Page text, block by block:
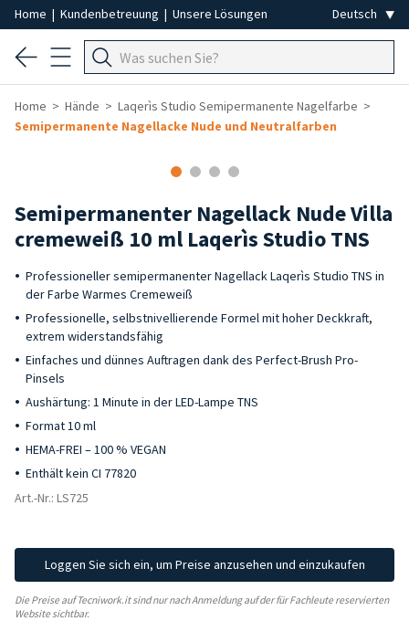
Home | Kundenbetreuung | Unsere Lösungen
Home Hände
Laqerìs Studio Semipermanente Nagelfarbe
Semipermanente Nagellacke Nude und Neutralfarben
Semipermanenter Nagellack Nude Villa
cremeweiß 10 ml Laqerìs Studio TNS
Professioneller semipermanenter Nagellack Laqerìs Studio TNS in
der Farbe Warmes Cremeweiß
Professionelle, selbstnivellierende Formel mit hoher Deckkraft,
extrem widerstandsfähig
Einfaches und dünnes Auftragen dank des Perfect-Brush Pro-
Pinsels
Aushärtung: 1 Minute in der LED-Lampe TNS
Format 10 ml
HEMA-FREI – 100 % VEGAN
Enthält kein CI 77820
Art.-Nr.: LS725
Loggen Sie sich ein, um Preise anzusehen und einzukaufen
Die Preise auf Tecniwork.it sind nur nach Anmeldung auf der für Fachleute reservierten
Website sichtbar.